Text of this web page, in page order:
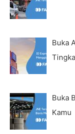
Buka
Buka
Kamu